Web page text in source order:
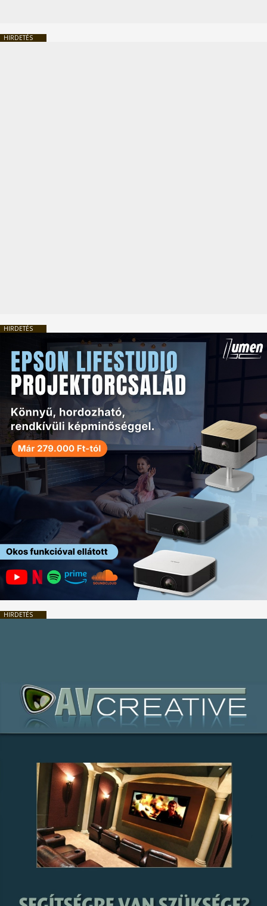
HIRDETÉS
HIRDETÉS
HIRDETÉS